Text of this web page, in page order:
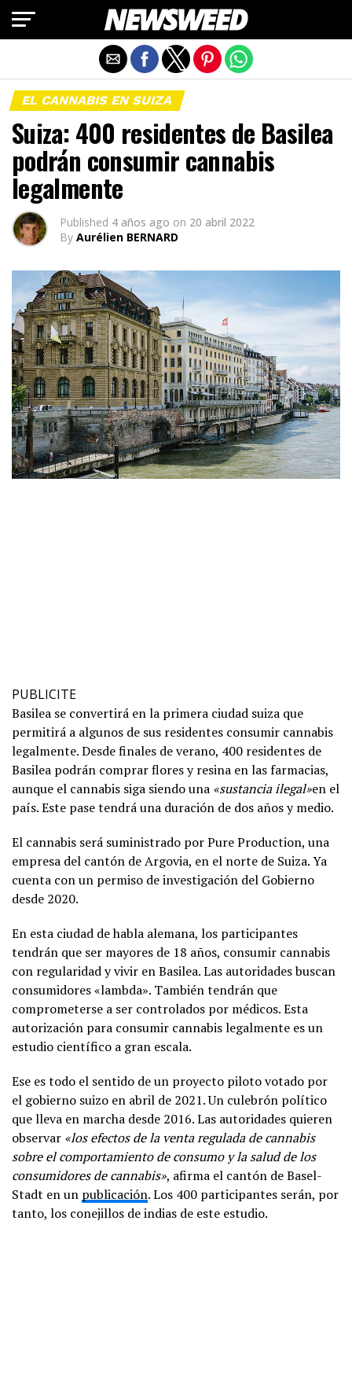
EL CANNABIS EN SUIZA
Suiza: 400 residentes de Basilea
podrán consumir cannabis
legalmente
Published 4 años ago on 20 abril 2022
By Aurélien BERNARD
PUBLICITE
Basilea se convertirá en la primera ciudad suiza que
permitirá a algunos de sus residentes consumir cannabis
legalmente. Desde finales de verano, 400 residentes de
Basilea podrán comprar flores y resina en las farmacias,
aunque el cannabis siga siendo una «sustancia ilegal»en el
país. Este pase tendrá una duración de dos años y medio.
El cannabis será suministrado por Pure Production, una
empresa del cantón de Argovia, en el norte de Suiza. Ya
cuenta con un permiso de investigación del Gobierno
desde 2020.
En esta ciudad de habla alemana, los participantes
tendrán que ser mayores de 18 años, consumir cannabis
con regularidad y vivir en Basilea. Las autoridades buscan
consumidores «lambda». También tendrán que
comprometerse a ser controlados por médicos. Esta
autorización para consumir cannabis legalmente es un
estudio científico a gran escala.
Ese es todo el sentido de un proyecto piloto votado por
el gobierno suizo en abril de 2021. Un culebrón político
que lleva en marcha desde 2016. Las autoridades quieren
observar «los efectos de la venta regulada de cannabis
sobre el comportamiento de consumo y la salud de los
consumidores de cannabis», afirma el cantón de Basel-
Stadt en un publicación. Los 400 participantes serán, por
tanto, los conejillos de indias de este estudio.
Salir de la versión móvil